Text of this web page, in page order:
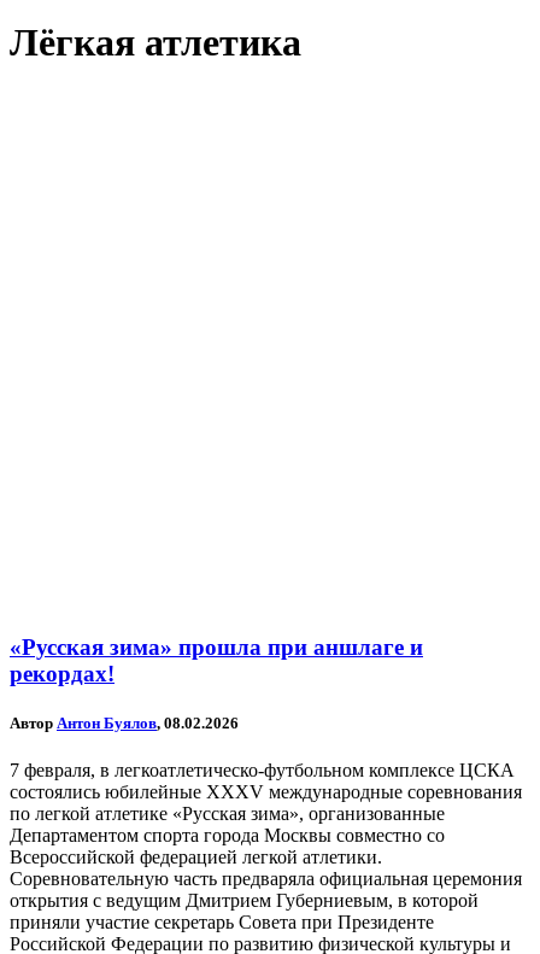
Лёгкая атлетика
«Русская зима» прошла при аншлаге и
рекордах!
Автор Антон Буялов, 08.02.2026
7 февраля, в легкоатлетическо-футбольном комплексе ЦСКА
состоялись юбилейные XXXV международные соревнования
по легкой атлетике «Русская зима», организованные
Департаментом спорта города Москвы совместно со
Всероссийской федерацией легкой атлетики.
Соревновательную часть предваряла официальная церемония
открытия с ведущим Дмитрием Губерниевым, в которой
приняли участие секретарь Совета при Президенте
Российской Федерации по развитию физической культуры и